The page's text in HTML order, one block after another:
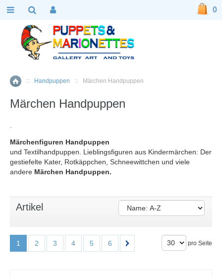
Home
:: Handpuppen :: Märchen Handpuppen
Märchen Handpuppen
Märchenfiguren Handpuppen
und Textilhandpuppen. Lieblingsfiguren aus Kindermärchen: Der
gestiefelte Kater, Rotkäppchen, Schneewittchen und viele
andere Märchen Handpuppen.
Artikel
1 2 3 4 5 6 pro Seite
0